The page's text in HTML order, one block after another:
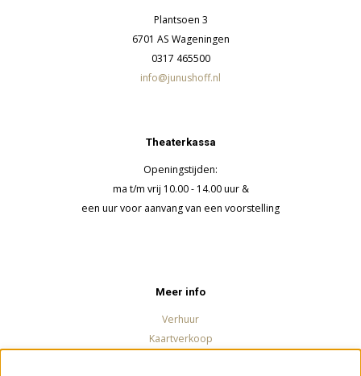
Plantsoen 3
6701 AS Wageningen
0317 465500
info@junushoff.nl
Theaterkassa
Openingstijden:
ma t/m vrij 10.00 - 14.00 uur &
een uur voor aanvang van een voorstelling
Meer info
Verhuur
Kaartverkoop